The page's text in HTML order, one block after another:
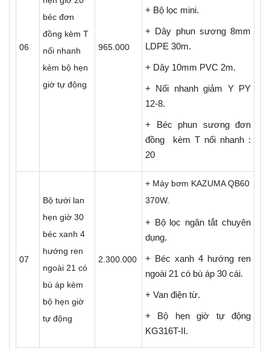
06
béc đơn
đồng kèm T
nối nhanh
kèm bộ hẹn
giờ tự động
965.000
+ Bộ lọc mini.
+ Dây phun sương 8mm
LDPE 30m.
+ Dây 10mm PVC 2m.
+ Nối nhanh giảm Y PY
12-8.
+ Béc phun sương đơn
đồng kèm T nối nhanh :
20
07
Bộ tưới lan
hẹn giờ 30
béc xanh 4
hướng ren
ngoài 21 có
bù áp kèm
bộ hẹn giờ
tự động
2.300.000
+ Máy bơm KAZUMA QB60
370W.
+ Bộ lọc ngăn tắt chuyên
dụng.
+ Béc xanh 4 hướng ren
ngoài 21 có bù áp 30 cái.
+ Van điện từ.
+ Bộ hẹn giờ tự động
KG316T-II.